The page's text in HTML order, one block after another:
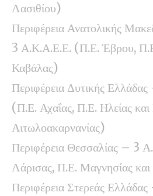
Λασιθίου)
Περιφέρεια Ανατολικής
3 Α.Κ.Α.Ε.Ε. (Π.Ε. Έβρου,
Καβάλας)
Περιφέρεια Δυτικής
(Π.Ε. Αχαΐας, Π.Ε. Ηλείας
Αιτωλοακαρνανίας)
Περιφέρεια Θεσσαλίας – 3
Λάρισας, Π.Ε. Μαγνησίας
Περιφέρεια Στερεάς